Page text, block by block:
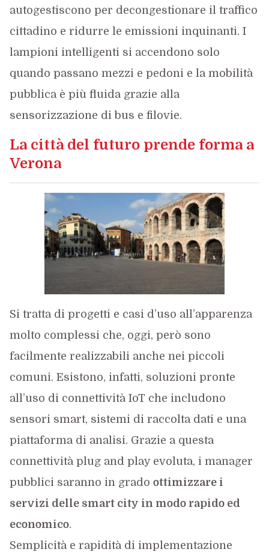
autogestiscono per decongestionare il traffico
cittadino e ridurre le emissioni inquinanti. I
lampioni intelligenti si accendono solo
quando passano mezzi e pedoni e la mobilità
pubblica è più fluida grazie alla
sensorizzazione di bus e filovie.
La città del futuro prende forma a
Verona
Si tratta di progetti e casi d’uso all’apparenza
molto complessi che, oggi, però sono
facilmente realizzabili anche nei piccoli
comuni. Esistono, infatti, soluzioni pronte
all’uso di connettività IoT che includono
sensori smart, sistemi di raccolta dati e una
piattaforma di analisi. Grazie a questa
connettività plug and play evoluta, i manager
pubblici saranno in grado ottimizzare i
servizi delle smart city in modo rapido ed
economico.
Semplicità e rapidità di implementazione